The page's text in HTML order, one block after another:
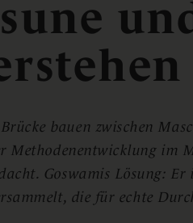
bauen zwischen
Methodenentwicklung im
Goswamis Lösung:
die für echte